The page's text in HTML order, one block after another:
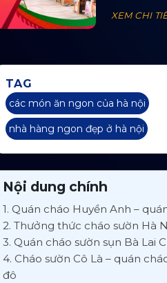
XEM CHI
TAG
các món ăn ngon của hà nội
nhà hàng ngon đẹp ở hà nội
Nội dung chính
1. Quán cháo Huyền Anh –
2. Thưởng thức cháo sườn Hà
3. Quán cháo sườn sụn Bà Lai
4. Cháo sườn Cô Là – quán
đô